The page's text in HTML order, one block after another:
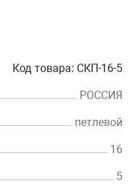
Код товара: СКП-16-5
РОССИЯ
петлевой
16
5